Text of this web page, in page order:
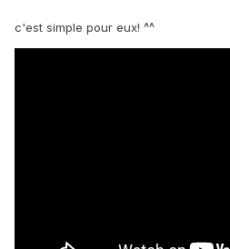
c'est simple pour eux! ^^